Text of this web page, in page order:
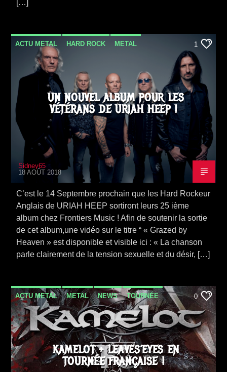
[…]
ACTU METAL HARD ROCK METAL
NEWS SORTIE ALBUM
1
UN NOUVEL ALBUM POUR LES
VÉTÉRANS DE URIAH HEEP !
Sidney65
18 AOÛT 2018
C’est le 14 Septembre prochain que les Hard Rockeur
Anglais de URIAH HEEP sortiront leurs 25 ième
album chez Frontiers Music ! Afin de soutenir la sortie
de cet album,une vidéo sur le titre “ « Grazed by
Heaven » est disponible et visible ici : « La chanson
parle clairement de la tension sexuelle et du désir, […]
ACTU METAL METAL NEWS TOURNÉE
VIDEO STORIES
0
KAMELOT + LEAVES’EYES EN
TOURNÉE FRANÇAISE !